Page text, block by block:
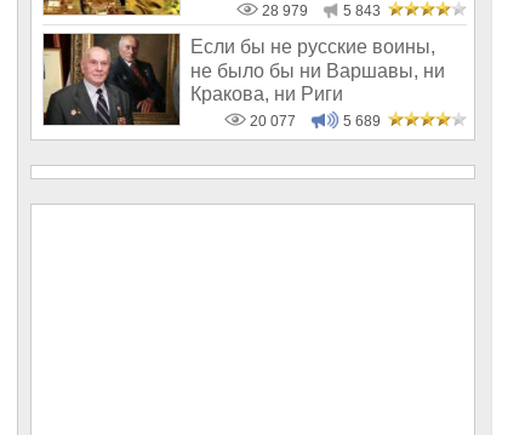
28 979 5 843
Если бы не русские воины,
не было бы ни Варшавы, ни
Кракова, ни Риги
20 077 5 689